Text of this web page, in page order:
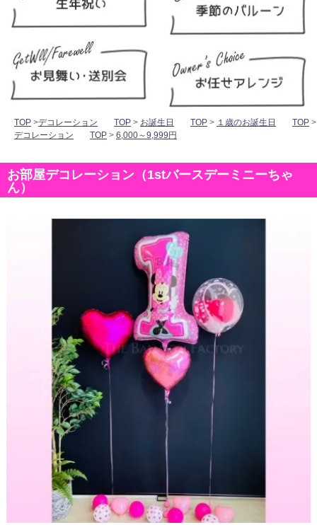
TOP >デコレーション TOP > お誕生日 TOP > １歳のお誕生日 TOP >
デコレーション
TOP > 6,000～9,999円
お部屋デコレーション（1stバースデーミニーちゃ
ん）